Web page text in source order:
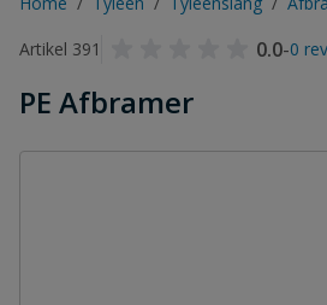
Artikel 391
0.0-0
PE Afbramer